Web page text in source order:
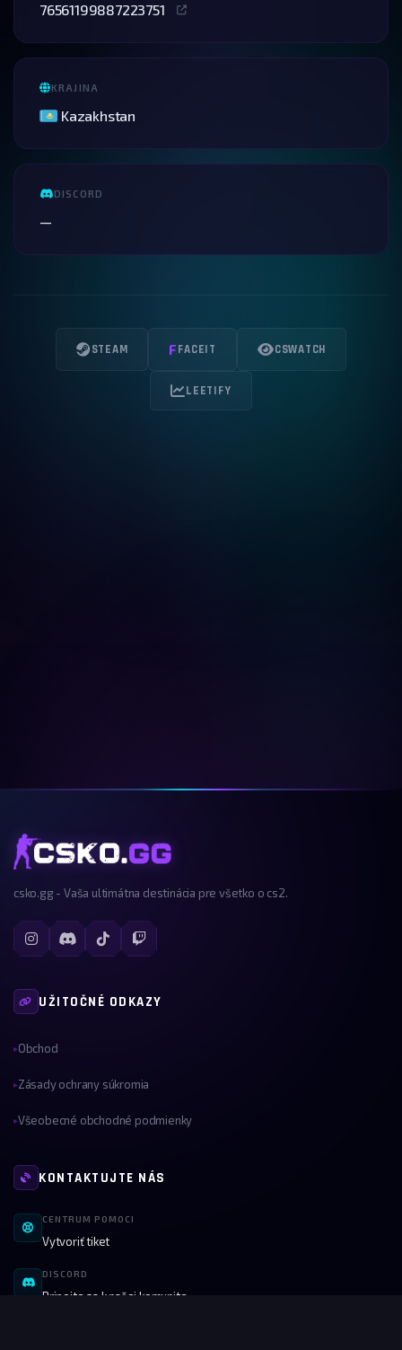
76561199887223751
KRAJINA
Kazakhstan
DISCORD
—
STEAM FFACEIT CSWATCH
LEETIFY
csko.gg - Vaša ultimátna destinácia pre všetko o cs2.
UŽITOČNÉ ODKAZY
▸Obchod
▸Zásady ochrany súkromia
▸Všeobecné obchodné podmienky
KONTAKTUJTE NÁS
CENTRUM POMOCI
Vytvoriť tiket
DISCORD
Pripojte sa k našej komunite